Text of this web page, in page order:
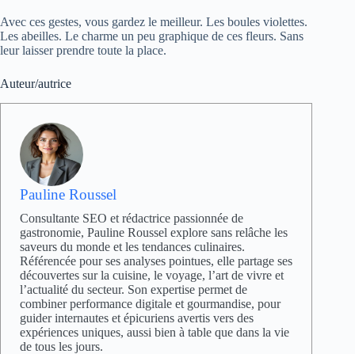
Avec ces gestes, vous gardez le meilleur. Les boules violettes.
Les abeilles. Le charme un peu graphique de ces fleurs. Sans
leur laisser prendre toute la place.
Auteur/autrice
Pauline Roussel
Consultante SEO et rédactrice passionnée de
gastronomie, Pauline Roussel explore sans relâche les
saveurs du monde et les tendances culinaires.
Référencée pour ses analyses pointues, elle partage ses
découvertes sur la cuisine, le voyage, l’art de vivre et
l’actualité du secteur. Son expertise permet de
combiner performance digitale et gourmandise, pour
guider internautes et épicuriens avertis vers des
expériences uniques, aussi bien à table que dans la vie
de tous les jours.